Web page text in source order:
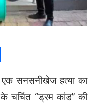
एक सनसनीखेज हत्या का
चर्चित “ड्रम कांड” की